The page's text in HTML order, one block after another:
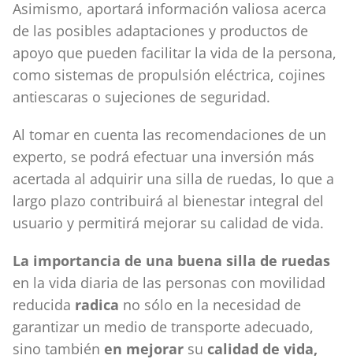
Asimismo, aportará información valiosa acerca
de las posibles adaptaciones y productos de
apoyo que pueden facilitar la vida de la persona,
como sistemas de propulsión eléctrica, cojines
antiescaras o sujeciones de seguridad.
Al tomar en cuenta las recomendaciones de un
experto, se podrá efectuar una inversión más
acertada al adquirir una silla de ruedas, lo que a
largo plazo contribuirá al bienestar integral del
usuario y permitirá mejorar su calidad de vida.
La importancia de una buena silla de ruedas
en la vida diaria de las personas con movilidad
reducida radica no sólo en la necesidad de
garantizar un medio de transporte adecuado,
sino también en mejorar su calidad de vida,